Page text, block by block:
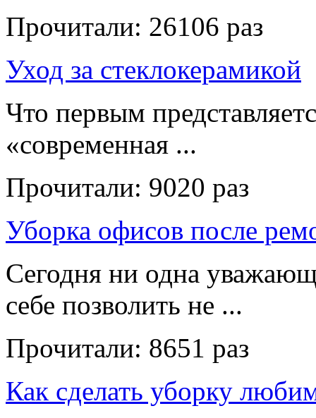
Прочитали: 26106 раз
Уход за стеклокерамикой
Что первым
«современная ...
Прочитали: 9020 раз
Уборка офисов после
Сегодня ни одна
себе позволить не ...
Прочитали: 8651 раз
Как сделать уборку